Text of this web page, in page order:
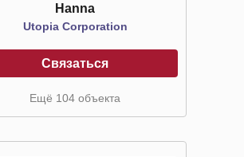
Hanna
Utopia Corporation
Связаться
Ещё 104 объекта